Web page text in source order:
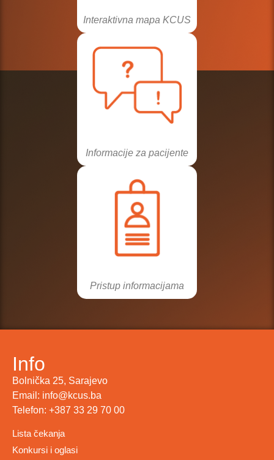
Interaktivna mapa KCUS
Informacije za pacijente
Pristup informacijama
Info
Bolnička 25, Sarajevo
Email: info@kcus.ba
Telefon: +387 33 29 70 00
Lista čekanja
Konkursi i oglasi